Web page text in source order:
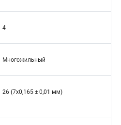
4
Многожильный
26 (7x0,165 ± 0,01 мм)